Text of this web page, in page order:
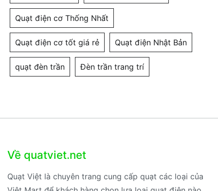
Quạt điện cơ Thống Nhất
Quạt điện cơ tốt giá rẻ Quạt điện Nhật Bản
quạt đèn trần Đèn trần trang trí
Về quatviet.net
Quạt Việt là chuyên trang cung cấp quạt các loại của